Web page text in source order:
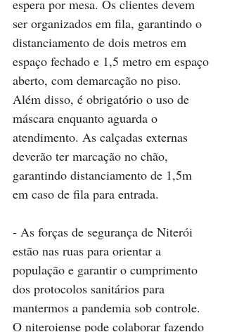
espera por mesa. Os clientes devem
ser organizados em fila, garantindo o
distanciamento de dois metros em
espaço fechado e 1,5 metro em espaço
aberto, com demarcação no piso.
Além disso, é obrigatório o uso de
máscara enquanto aguarda o
atendimento. As calçadas externas
deverão ter marcação no chão,
garantindo distanciamento de 1,5m
em caso de fila para entrada.
- As forças de segurança de Niterói
estão nas ruas para orientar a
população e garantir o cumprimento
dos protocolos sanitários para
mantermos a pandemia sob controle.
O niteroiense pode colaborar fazendo